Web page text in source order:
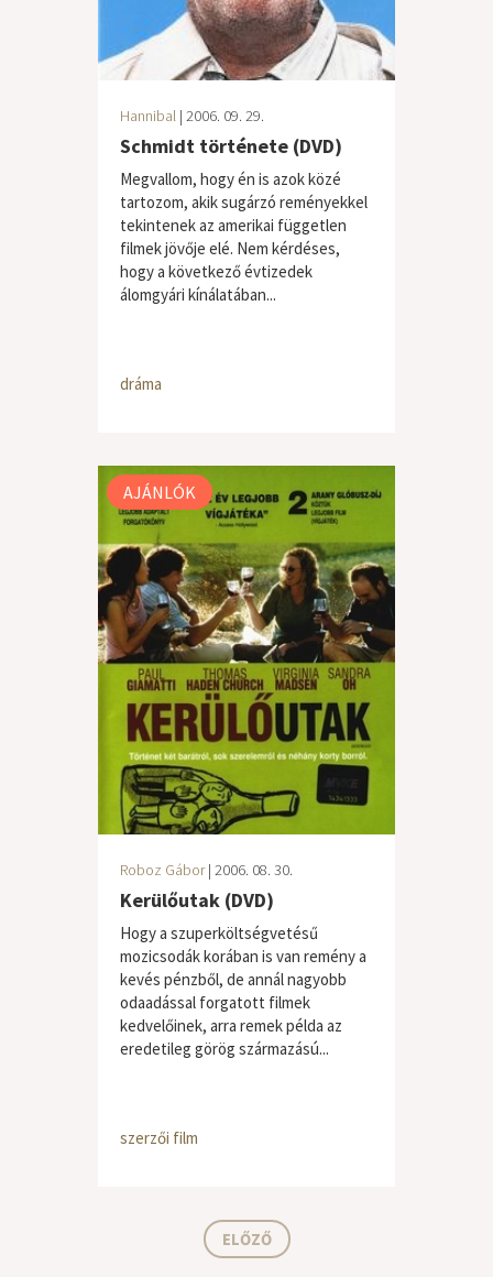
Hannibal | 2006. 09. 29.
Schmidt története (DVD)
Megvallom, hogy én is azok közé
tartozom, akik sugárzó reményekkel
tekintenek az amerikai független
filmek jövője elé. Nem kérdéses,
hogy a következő évtizedek
álomgyári kínálatában...
dráma
AJÁNLÓK
Roboz Gábor| 2006. 08. 30.
Kerülőutak (DVD)
Hogy a szuperköltségvetésű
mozicsodák korában is van remény a
kevés pénzből, de annál nagyobb
odaadással forgatott filmek
kedvelőinek, arra remek példa az
eredetileg görög származású...
szerzői film
ELŐZŐ